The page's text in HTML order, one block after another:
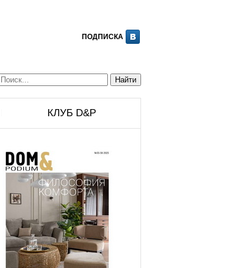
ПОДПИСКА
КЛУБ D&P